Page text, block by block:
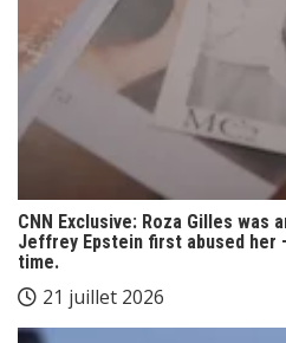
CNN Exclusive: Roza Gilles was
Jeffrey Epstein first abused her
time.
21 juillet 2026